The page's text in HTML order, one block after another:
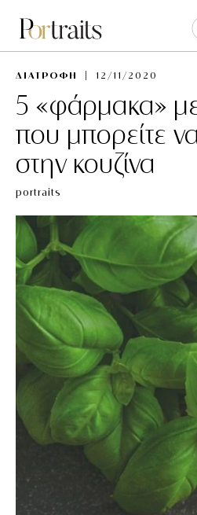
ΔΙΑΤΡΟΦΗ 12/11/2020
5 «φάρμακα»
που μπορείτε
στην κουζίνα
portraits